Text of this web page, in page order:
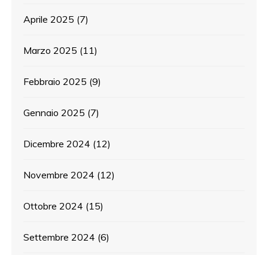
Aprile 2025 (7)
Marzo 2025 (11)
Febbraio 2025 (9)
Gennaio 2025 (7)
Dicembre 2024 (12)
Novembre 2024 (12)
Ottobre 2024 (15)
Settembre 2024 (6)